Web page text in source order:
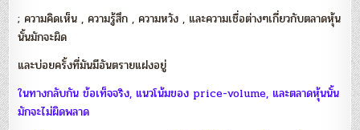
; ความคิดเห็น , ความรู้สึก , ความหวัง , และความเชื่อต่างๆเกี่ยวกับตลาดหุ้น
นั้นมักจะผิด
และบ่อยครั้งที่มันมีอันตรายแฝงอยู่
ในทางกลับกัน ข้อเท็จจริง, แนวโน้มของ price-volume, และตลาดหุ้นนั้น
มักจะไม่ผิดพลาด